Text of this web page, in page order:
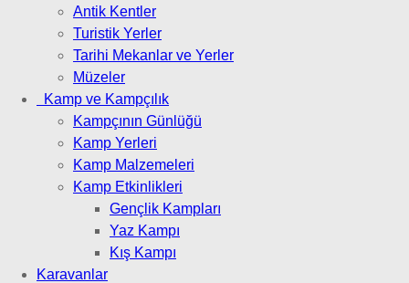
Antik Kentler
Turistik Yerler
Tarihi Mekanlar ve Yerler
Müzeler
Kamp ve Kampçılık
Kampçının Günlüğü
Kamp Yerleri
Kamp Malzemeleri
Kamp Etkinlikleri
Gençlik Kampları
Yaz Kampı
Kış Kampı
Karavanlar